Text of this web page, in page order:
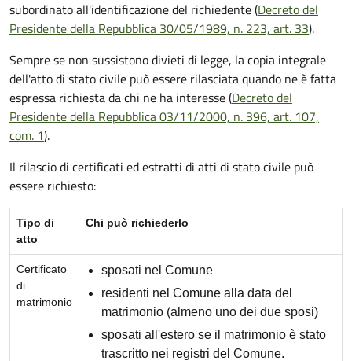
subordinato all'identificazione del richiedente (Decreto del
Presidente della Repubblica 30/05/1989, n. 223, art. 33).
Sempre se non sussistono divieti di legge, la copia integrale
dell'atto di stato civile può essere rilasciata quando ne è fatta
espressa richiesta da chi ne ha interesse (Decreto del
Presidente della Repubblica 03/11/2000, n. 396, art. 107,
com. 1).
Il rilascio di certificati ed estratti di atti di stato civile può
essere richiesto:
Tipo di
atto
Chi può richiederlo
Certificato
di
matrimonio
sposati nel Comune
residenti nel Comune alla data del
matrimonio (almeno uno dei due sposi)
sposati all'estero se il matrimonio è stato
trascritto nei registri del Comune.